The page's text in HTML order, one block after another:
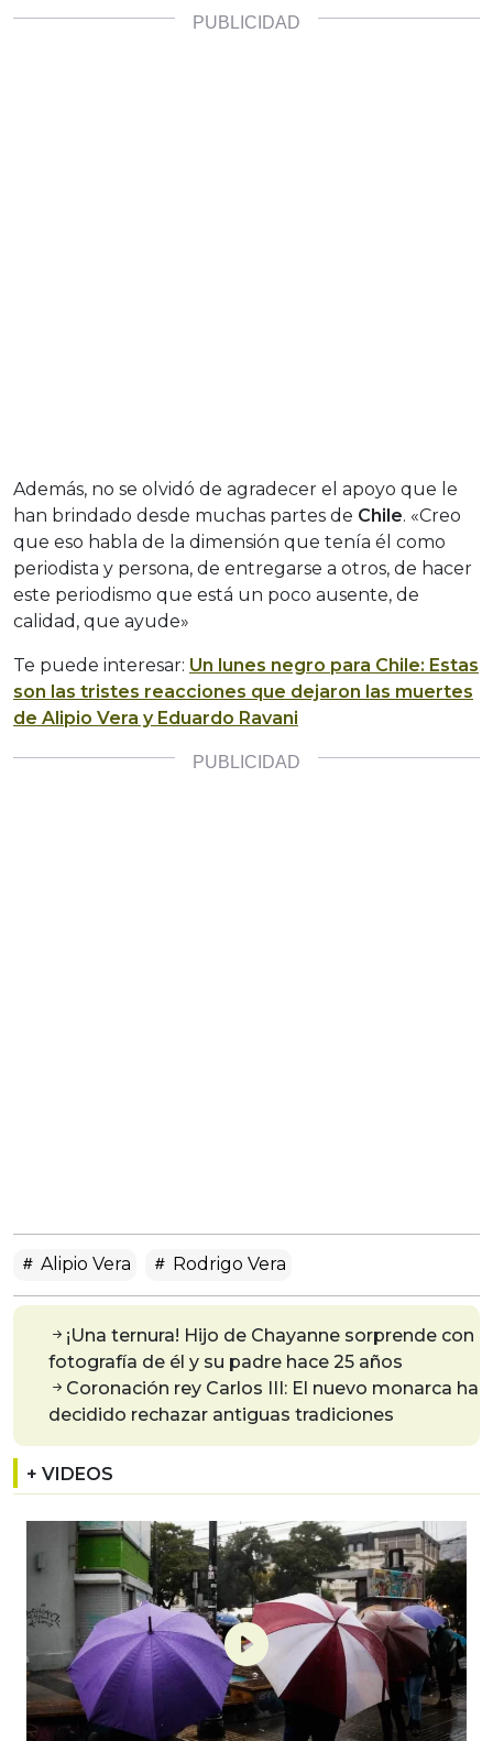
Además, no se olvidó de agradecer el apoyo que le
han brindado desde muchas partes de Chile. «Creo
que eso habla de la dimensión que tenía él como
periodista y persona, de entregarse a otros, de hacer
este periodismo que está un poco ausente, de
calidad, que ayude»
Te puede interesar: Un lunes negro para Chile: Estas
son las tristes reacciones que dejaron las muertes
de Alipio Vera y Eduardo Ravani
Alipio Vera Rodrigo Vera
¡Una ternura! Hijo de Chayanne sorprende con
fotografía de él y su padre hace 25 años
Coronación rey Carlos III: El nuevo monarca ha
decidido rechazar antiguas tradiciones
+ VIDEOS